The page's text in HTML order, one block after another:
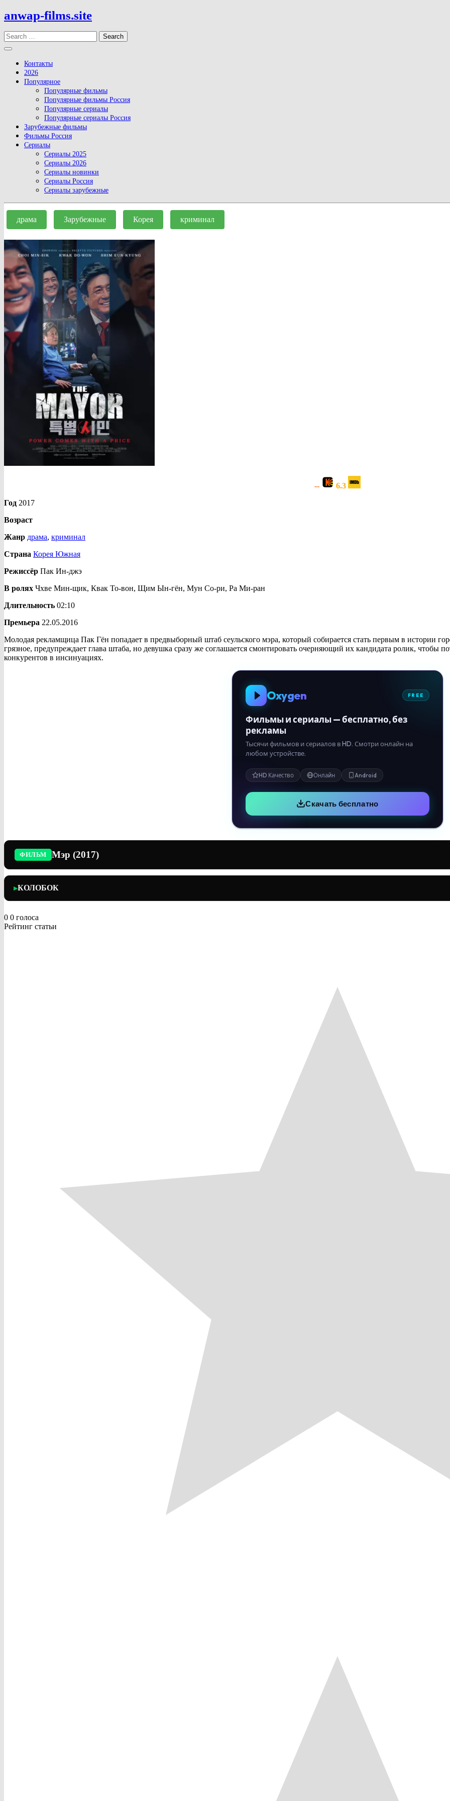
Skip
to
content
anwap-films.site
Search
Open
Button
Контакты
2026
Популярное
Популярные фильмы
Популярные фильмы Россия
Популярные сериалы
Популярные сериалы Россия
Зарубежные фильмы
Фильмы Россия
Сериалы
Сериалы 2025
Сериалы 2026
Сериалы новинки
Сериалы Россия
Сериалы зарубежные
Close
Button
драма Зарубежные Корея криминал
--
6.3
Год 2017
Возраст
Жанр драма, криминал
Страна Корея Южная
Режиссёр Пак Ин-джэ
В ролях Чхве Мин-щик, Квак То-вон, Щим Ын-гён, Мун Со-ри, Ра Ми-ран
Длительность 02:10
Премьера 22.05.2016
Молодая рекламщица Пак Гён попадает в предвыборный штаб сеульского мэра, который собирается стать первым в истории
грязное, предупреждает глава штаба, но девушка сразу же соглашается смонтировать очерняющий их кандидата ролик, чтобы
конкурентов в инсинуациях.
Oxygen FREE
Фильмы и сериалы — бесплатно, без
рекламы
Тысячи фильмов и сериалов в HD. Смотри онлайн на
любом устройстве.
HD Качество Онлайн Android
Скачать бесплатно
ФИЛЬМ Мэр (2017)
▶КОЛОБОК
0 0 голоса
Рейтинг статьи